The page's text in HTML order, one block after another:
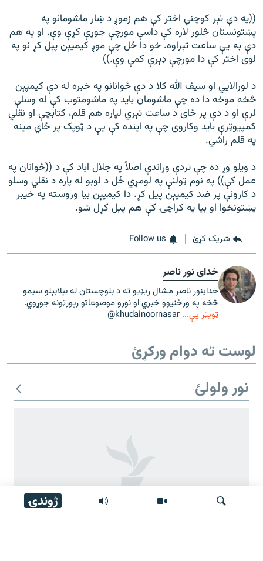
ژوندۍ
((په دې تېر کوچني اختر کې هم زموږ د ښار ماشومانو په
پښتونستان څلور لاره کې داسې مورچې جوړې کړې وې. او په هم
دې به يې ساعت تېراوه. خو دا ځل چې موږ کیمپېن پېل کړ نو په
لوی اختر کې دا مورچې ډېرې کمې وې.))
د لورالايي او سیف الله کلا د دې ځوانانو په خبره له دې کیمپېن
څخه موخه دا ده چې ماشومان بايد په ماشومتوب کې له وسلې
لرې او د دې پر ځای د ساعت تېري لپاره هم قلم، کتابچې او نقلي
کمپيوټرې باید وکاروي چې په اينده کې يې د ټوپک پر ځاي مينه
په قلم راشي.
د ویلو وړ ده چې تردې وړاندې اصلاً په جلال اباد کې د ((ځوانان په
عمل کې)) په نوم ټولنې په لومړي ځل د لوبو له پاره د نقلي وسلو
د کارونې پر ضد کيمپېن پیل کړ. دا کیمپېن بیا وروسته په خیبر
پښتونخوا او بیا په کراچۍ کې هم پیل کړل شو.
شریک کړئ Follow us
خدای نور ناصر
خداینور ناصر مشال ريډيو ته د بلوچستان له بېلابېلو سيمو
څخه په ورځنيوو خبري او نورو موضوعاتو رپورټونه جوړوي.
ټويټر يې... khudainoornasar@
لوست ته دوام ورکړئ
نور ولولئ